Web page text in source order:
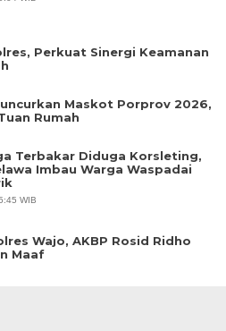
Perkuat Sinergi Keamanan
Maskot Porprov 2026,
Rumah
Terbakar Diduga Korsleting,
Imbau Warga Waspadai
WIB
Wajo, AKBP Rosid Ridho
Maaf